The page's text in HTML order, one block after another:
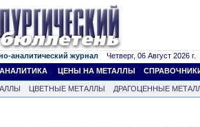
аналитический журнал Четверг, 06 Август 2026 г.
АНАЛИТИКА ЦЕНЫ НА МЕТАЛЛЫ
ЦВЕТНЫЕ МЕТАЛЛЫ
ДРАГОЦЕННЫЕ